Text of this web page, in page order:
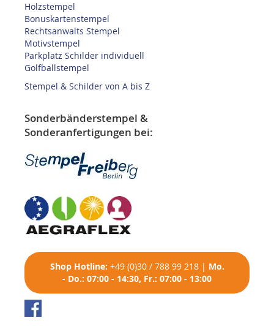
Holzstempel
Bonuskartenstempel
Rechtsanwalts Stempel
Motivstempel
Parkplatz Schilder individuell
Golfballstempel
Stempel & Schilder von A bis Z
Sonderbänderstempel &
Sonderanfertigungen bei:
Shop Hotline: +49 (0)30 / 788 99 218| Mo.
- Do.: 07:00 - 14:30, Fr.: 07:00 - 13:00